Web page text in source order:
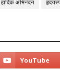
हार्दिक अभिनंदन